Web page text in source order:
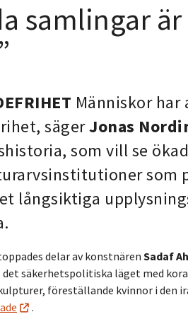
samlingar
Människor
sägerJonas
som vill se
som
långsiktiga
delar av konstnären Sadaf
säkerhetspolitiska läget med
föreställande kvinnor i den
.